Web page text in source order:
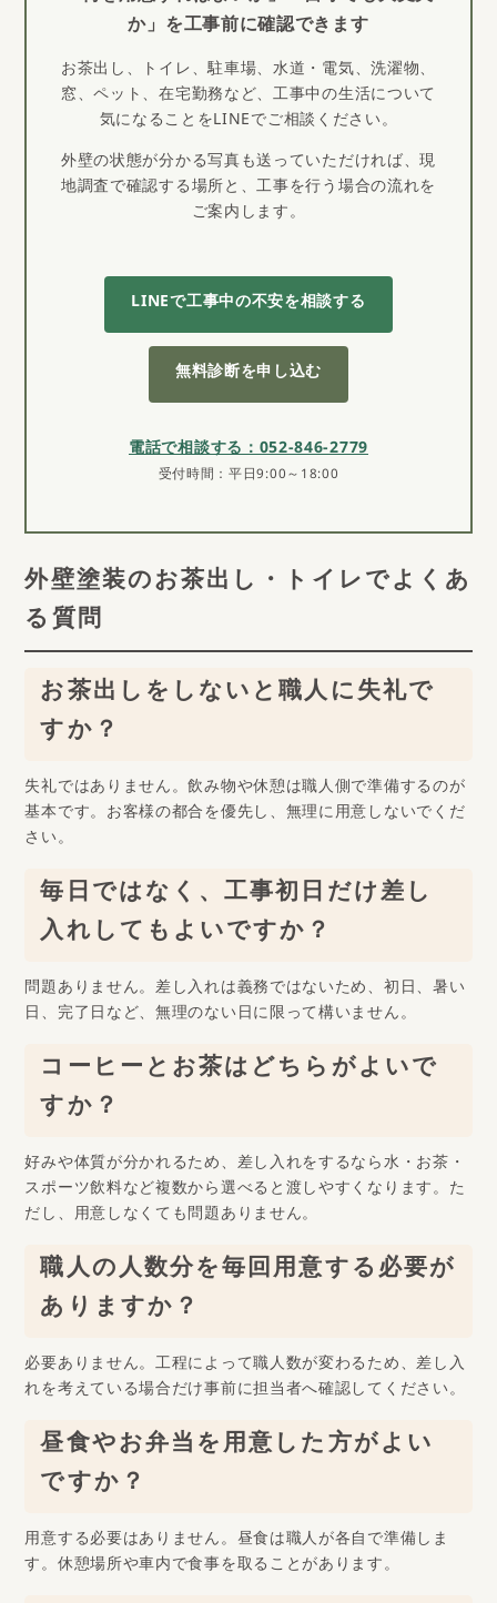
か」を工事前に確認できます
お茶出し、トイレ、駐車場、水道・電気、洗濯物、
窓、ペット、在宅勤務など、工事中の生活について
気になることをLINEでご相談ください。
外壁の状態が分かる写真も送っていただければ、現
地調査で確認する場所と、工事を行う場合の流れを
ご案内します。
LINEで工事中の不安を相談する
無料診断を申し込む
電話で相談する：052-846-2779
受付時間：平日9:00～18:00
外壁塗装のお茶出し・トイレでよくあ
る質問
お茶出しをしないと職人に失礼で
すか？
失礼ではありません。飲み物や休憩は職人側で準備するのが
基本です。お客様の都合を優先し、無理に用意しないでくだ
さい。
毎日ではなく、工事初日だけ差し
入れしてもよいですか？
問題ありません。差し入れは義務ではないため、初日、暑い
日、完了日など、無理のない日に限って構いません。
コーヒーとお茶はどちらがよいで
すか？
好みや体質が分かれるため、差し入れをするなら水・お茶・
スポーツ飲料など複数から選べると渡しやすくなります。た
だし、用意しなくても問題ありません。
職人の人数分を毎回用意する必要が
ありますか？
必要ありません。工程によって職人数が変わるため、差し入
れを考えている場合だけ事前に担当者へ確認してください。
昼食やお弁当を用意した方がよい
ですか？
用意する必要はありません。昼食は職人が各自で準備しま
す。休憩場所や車内で食事を取ることがあります。